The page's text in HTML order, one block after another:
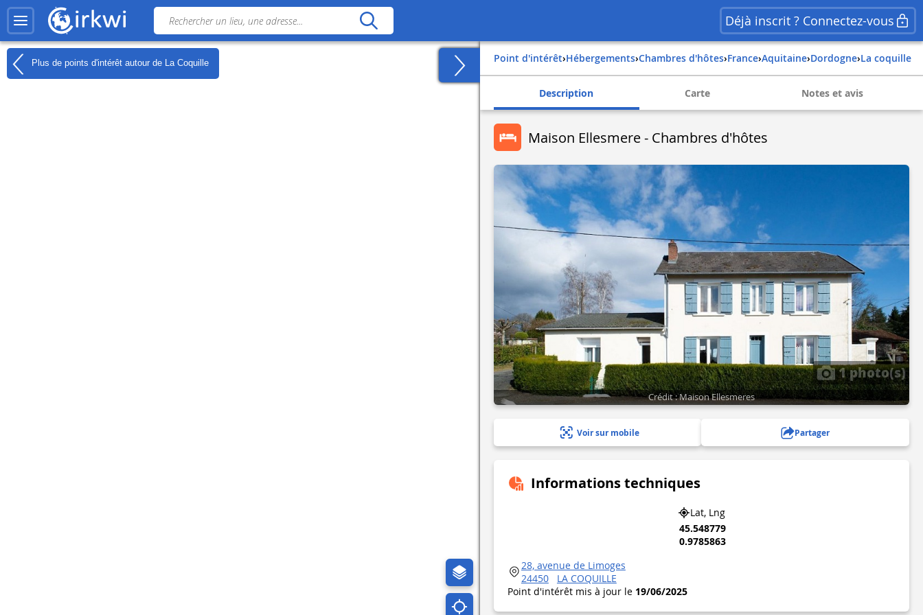
Déjà inscrit ? Connectez-vous
Plus de points d'intérêt autour de La Coquille Point d'intérêt› Hébergements› Chambres d'hôtes› france› aquitaine› dordogne› la coquille
Description Carte Notes et avis
Maison Ellesmere - Chambres d'hôtes
1 photo(s)
Crédit : Maison Ellesmeres
Voir sur mobile Partager
Informations techniques
Lat, Lng
45.548779
0.9785863
28, avenue de Limoges
24450
LA COQUILLE
Point d'intérêt mis à jour le 19/06/2025